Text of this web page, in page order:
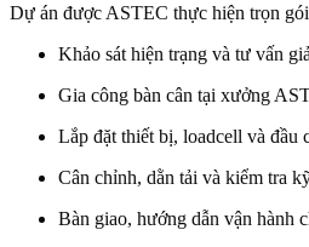
Dự án được ASTEC thực hiện trọn
Khảo sát hiện trạng và tư vấn
Gia công bàn cân tại xưởng
Lắp đặt thiết bị, loadcell và đầu
Cân chỉnh, dằn tải và kiểm tra
Bàn giao, hướng dẫn vận hành